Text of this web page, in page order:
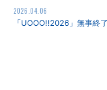
2026.04.06
「UOOO!!2026」無事終